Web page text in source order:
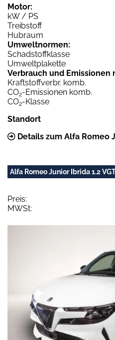
Motor:
kW / PS
Treibstoff
Hubraum
Umweltnormen:
Schadstoffklasse
Umweltplakette
Verbrauch und Emissionen
Kraftstoffverbr. komb.
CO2-Emissionen komb.
CO2-Klasse
Standort
Details zum Alfa Romeo
Alfa Romeo Junior Ibrida 1.2
Preis:
MWSt: